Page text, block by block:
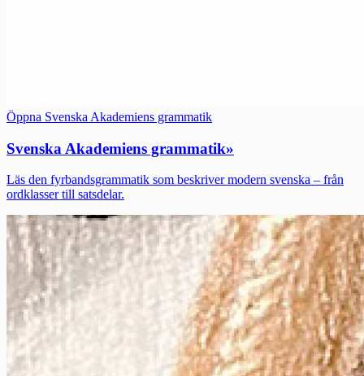
Öppna Svenska Akademiens grammatik
Svenska Akademiens grammatik»
Läs den fyrbandsgrammatik som beskriver modern svenska – från
ordklasser till satsdelar.